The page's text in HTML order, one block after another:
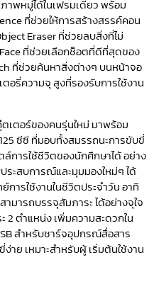
าพหมู่ได้ในเฟรมเดียว พร้อม
ที่ช่วยให้การสร้างสรรค์คอน
Eraser ที่ช่วยลบสิ่งที่ไม่
ที่ช่วยเลือกช็อตที่ดีที่สุดของ
ที่ช่วยค้นหาสิ่งต่างๆ บนหน้าจอ
อรี่ความจุ สูงที่รองรับการใช้งาน
ตเตอร์ของคนรุ่นใหม่ มาพร้อม
ซีซี ที่มอบทั้งสมรรถนะการขับขี่
การใช้ชีวิตของนักศึกษาได้ อย่าง
ระสบการณ์และมุมมองใหม่ๆ ได้
ารใช้งานในชีวิตประจำวัน อาทิ
มารถบรรจุสัมภาระ ได้อย่างจุใจ
ตำแหน่ง เพิ่มความสะดวกใน
สำหรับชาร์จอุปกรณ์สื่อสาร
ย เหมาะสำหรับผู้ เริ่มต้นใช้งาน